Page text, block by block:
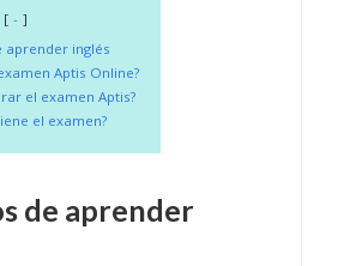
-
aprender inglés
Aptis Online?
el examen Aptis?
el examen?
de aprender